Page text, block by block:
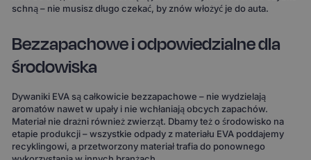
schną – nie musisz długo czekać, by znów włożyć je do auta.
Bezzapachowe i odpowiedzialne dla
środowiska
Dywaniki EVA są całkowicie bezzapachowe – nie wydzielają
aromatów nawet w upały i nie wchłaniają obcych zapachów.
Materiał nie drażni również zwierząt. Dbamy też o środowisko na
etapie produkcji – wszystkie odpady z materiału EVA poddajemy
recyklingowi, a przetworzony materiał trafia do ponownego